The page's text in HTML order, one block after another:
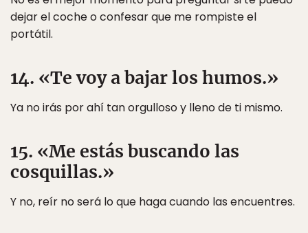
dejar el coche o confesar que me rompiste el
portátil.
14. «Te voy a bajar los humos.»
Ya no irás por ahí tan orgulloso y lleno de ti mismo.
15. «Me estás buscando las
cosquillas.»
Y no, reír no será lo que haga cuando las encuentres.